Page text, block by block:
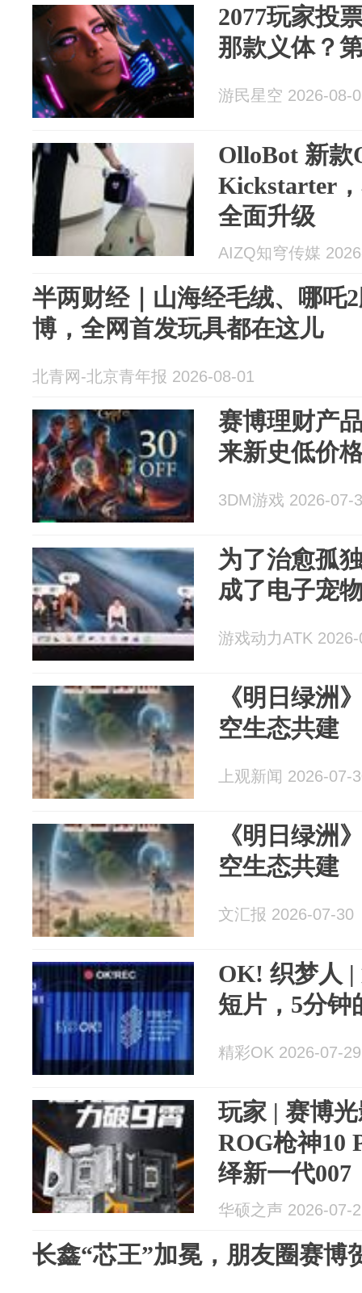
2077玩家投
那款义体？
游民星空 2026-08-
OlloBot 新款
Kickstarter
全面升级
AIZQ知穹传媒
半两财经｜山海经毛绒、哪吒
博，全网首发玩具都在这儿
北青网-北京青年报 2026-08-01
赛博理财产
来新史低价
3DM游戏 2026-07-
为了治愈孤
成了电子宠
游戏动力ATK
《明日绿洲
空生态共建
上观新闻 2026-07-
《明日绿洲
空生态共建
文汇报 2026-07-30
OK! 织梦人
短片，5分钟
精彩OK 2026-07-29
玩家 | 赛博
ROG枪神10
绎新一代007
华硕之声 2026-07-
长鑫“芯王”加冕，朋友圈赛博